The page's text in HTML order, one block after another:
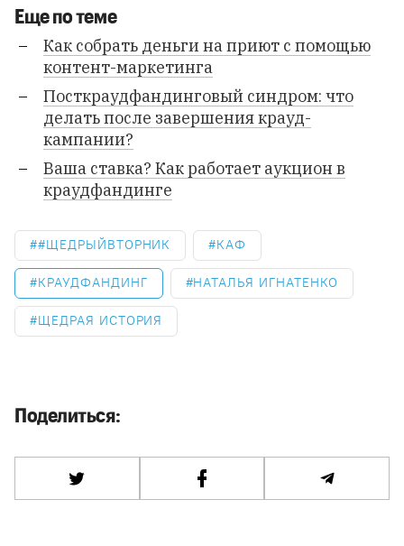
Еще по теме
Как собрать деньги на приют с помощью
контент-маркетинга
Посткраудфандинговый синдром: что
делать после завершения крауд-
кампании?
Ваша ставка? Как работает аукцион в
краудфандинге
#ЩЕДРЫЙВТОРНИК КАФ
КРАУДФАНДИНГ НАТАЛЬЯ ИГНАТЕНКО
ЩЕДРАЯ ИСТОРИЯ
Поделиться: